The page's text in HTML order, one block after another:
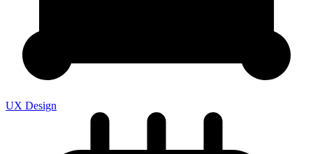
UX Design